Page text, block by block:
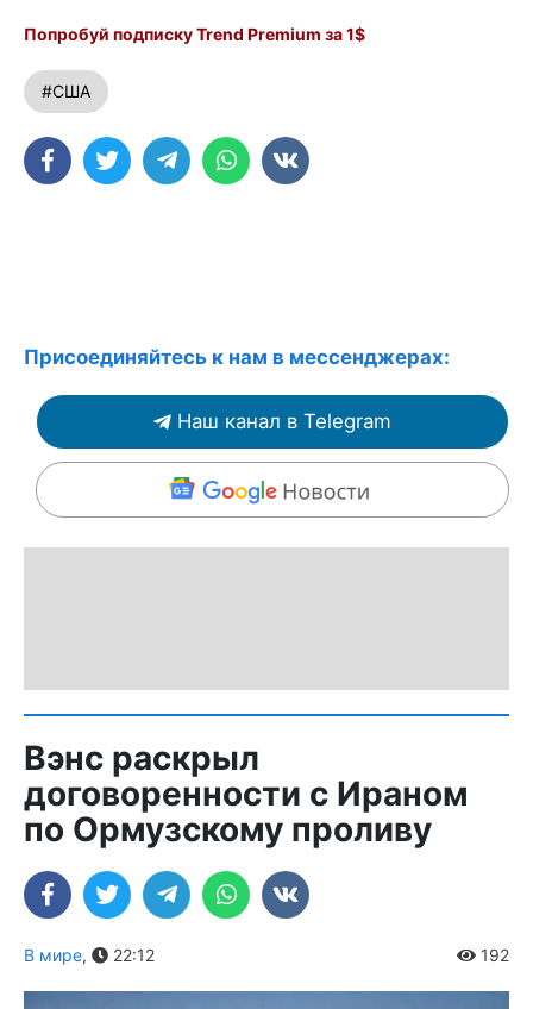
Попробуй подписку Trend Premium за 1$
#США
Присоединяйтесь к нам в мессенджерах:
Наш канал в Telegram
Вэнс раскрыл
договоренности с Ираном
по Ормузскому проливу
В мире, 22:12 192